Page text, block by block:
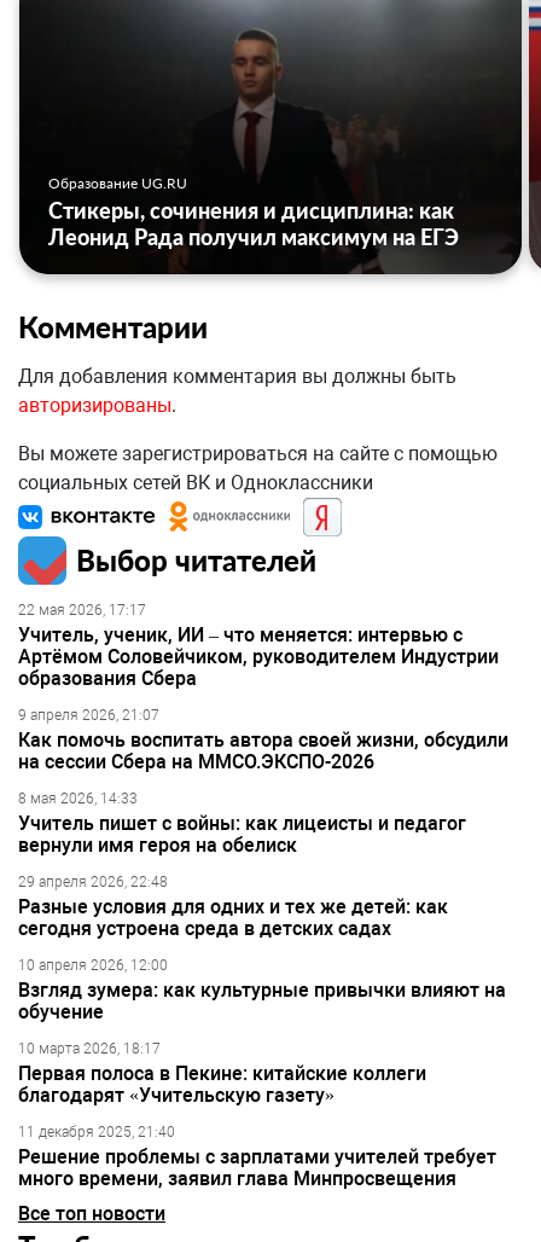
Образование UG.RU
Стикеры, сочинения и дисциплина: как
Леонид Рада получил максимум на ЕГЭ
Комментарии
Для добавления комментария вы должны быть
авторизированы.
Вы можете зарегистрироваться на сайте с помощью
социальных сетей ВК и Одноклассники
Выбор читателей
22 мая 2026, 17:17
Учитель, ученик, ИИ – что меняется: интервью с
Артёмом Соловейчиком, руководителем Индустрии
образования Сбера
9 апреля 2026, 21:07
Как помочь воспитать автора своей жизни, обсудили
на сессии Сбера на ММСО.ЭКСПО-2026
8 мая 2026, 14:33
Учитель пишет с войны: как лицеисты и педагог
вернули имя героя на обелиск
29 апреля 2026, 22:48
Разные условия для одних и тех же детей: как
сегодня устроена среда в детских садах
10 апреля 2026, 12:00
Взгляд зумера: как культурные привычки влияют на
обучение
10 марта 2026, 18:17
Первая полоса в Пекине: китайские коллеги
благодарят «Учительскую газету»
11 декабря 2025, 21:40
Решение проблемы с зарплатами учителей требует
много времени, заявил глава Минпросвещения
Все топ новости